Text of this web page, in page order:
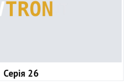
Серія 26